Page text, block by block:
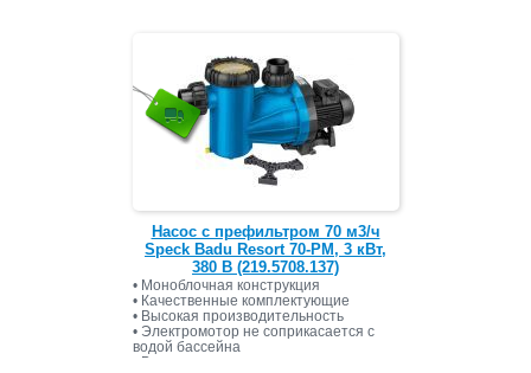
Насос с префильтром 70 м3/ч
Speck Badu Resort 70-PM, 3 кВт,
380 В (219.5708.137)
• Моноблочная конструкция
• Качественные комплектующие
• Высокая производительность
• Электромотор не соприкасается с
водой бассейна
• Высокая электрическая защита и